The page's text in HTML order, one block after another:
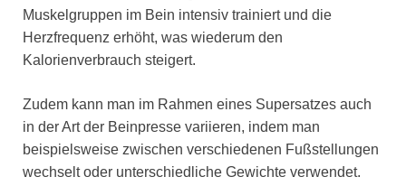
Muskelgruppen im Bein intensiv trainiert und die
Herzfrequenz erhöht, was wiederum den
Kalorienverbrauch steigert.
Zudem kann man im Rahmen eines Supersatzes auch
in der Art der Beinpresse variieren, indem man
beispielsweise zwischen verschiedenen Fußstellungen
wechselt oder unterschiedliche Gewichte verwendet.